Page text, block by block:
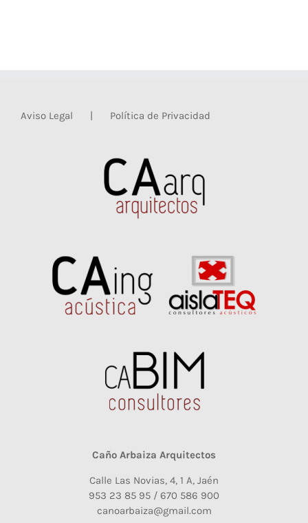
Aviso Legal Política de Privacidad
Caño Arbaiza Arquitectos
Calle Las Novias, 4, 1 A, Jaén
953 23 85 95 / 670 586 900
canoarbaiza@gmail.com